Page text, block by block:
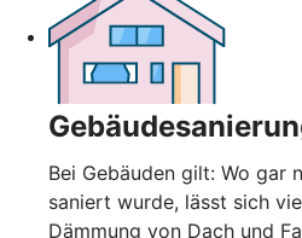
Bei Gebäuden gilt: Wo gar
saniert wurde, lässt sich
Dämmung von Dach und